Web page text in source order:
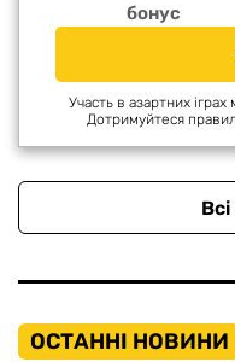
бонус
Участь в азартних
Дотримуйтеся
ОСТАННІ НОВИНИ